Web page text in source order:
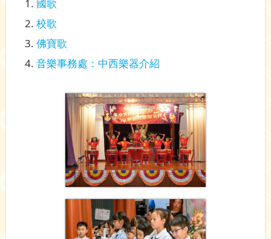
國歌
校歌
佛寶歌
音樂事務處：中西樂器介紹